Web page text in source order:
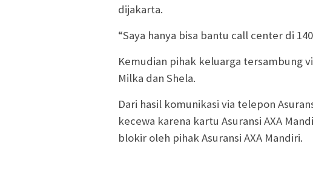
dijakarta.
“Saya hanya bisa bantu call center di
Kemudian pihak keluarga tersambung
Milka dan Shela.
Dari hasil komunikasi via telepon
kecewa karena kartu Asuransi AXA
blokir oleh pihak Asuransi AXA Mandiri.